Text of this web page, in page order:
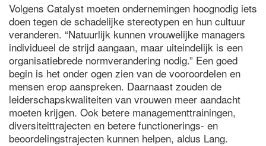
Volgens Catalyst moeten ondernemingen hoognodig iets
doen tegen de schadelijke stereotypen en hun cultuur
veranderen. “Natuurlijk kunnen vrouwelijke managers
individueel de strijd aangaan, maar uiteindelijk is een
organisatiebrede normverandering nodig.” Een goed
begin is het onder ogen zien van de vooroordelen en
mensen erop aanspreken. Daarnaast zouden de
leiderschapskwaliteiten van vrouwen meer aandacht
moeten krijgen. Ook betere managementtrainingen,
diversiteittrajecten en betere functionerings- en
beoordelingstrajecten kunnen helpen, aldus Lang.